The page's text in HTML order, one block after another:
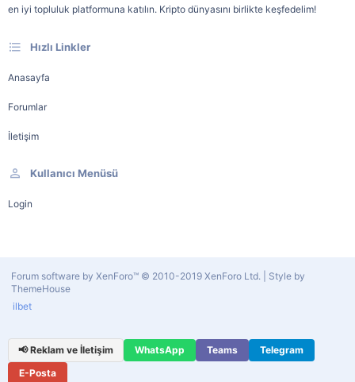
en iyi topluluk platformuna katılın. Kripto dünyasını birlikte keşfedelim!
Hızlı Linkler
Anasayfa
Forumlar
İletişim
Kullanıcı Menüsü
Login
Forum software by XenForo™ © 2010-2019 XenForo Ltd.
Style by
ThemeHouse
ilbet
📢 Reklam ve İletişim WhatsApp Teams
Telegram
E-Posta